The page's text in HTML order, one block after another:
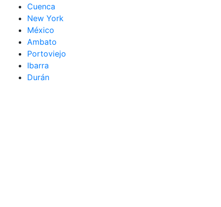
Cuenca
New York
México
Ambato
Portoviejo
Ibarra
Durán